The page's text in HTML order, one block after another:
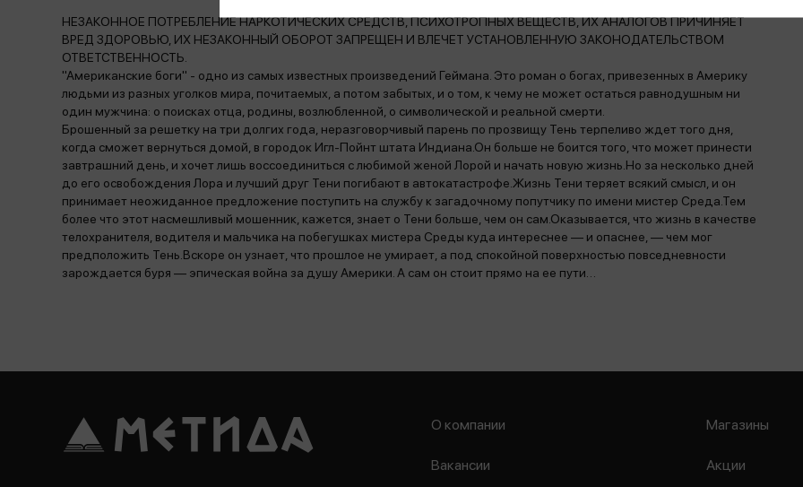
НЕЗАКОННОЕ ПОТРЕБЛЕНИЕ НАРКОТИЧЕСКИХ СРЕДСТВ, ПСИХОТРОПНЫХ ВЕЩЕСТВ, ИХ АНАЛОГОВ ПРИЧИНЯЕТ
ВРЕД ЗДОРОВЬЮ, ИХ НЕЗАКОННЫЙ ОБОРОТ ЗАПРЕЩЕН И ВЛЕЧЕТ УСТАНОВЛЕННУЮ ЗАКОНОДАТЕЛЬСТВОМ
ОТВЕТСТВЕННОСТЬ.
"Американские боги" - одно из самых известных произведений Геймана. Это роман о богах, привезенных в Америку
людьми из разных уголков мира, почитаемых, а потом забытых, и о том, к чему не может остаться равнодушным ни
один мужчина: о поисках отца, родины, возлюбленной, о символической и реальной смерти.
Брошенный за решетку на три долгих года, неразговорчивый парень по прозвищу Тень терпеливо ждет того дня,
когда сможет вернуться домой, в городок Игл-Пойнт штата Индиана.Он больше не боится того, что может принести
завтрашний день, и хочет лишь воссоединиться с любимой женой Лорой и начать новую жизнь.Но за несколько дней
до его освобождения Лора и лучший друг Тени погибают в автокатастрофе.Жизнь Тени теряет всякий смысл, и он
принимает неожиданное предложение поступить на службу к загадочному попутчику по имени мистер Среда.Тем
более что этот насмешливый мошенник, кажется, знает о Тени больше, чем он сам.Оказывается, что жизнь в качестве
телохранителя, водителя и мальчика на побегушках мистера Среды куда интереснее — и опаснее, — чем мог
предположить Тень.Вскоре он узнает, что прошлое не умирает, а под спокойной поверхностью повседневности
зарождается буря — эпическая война за душу Америки. А сам он стоит прямо на ее пути…
О компании
Вакансии
Магазины
Акции